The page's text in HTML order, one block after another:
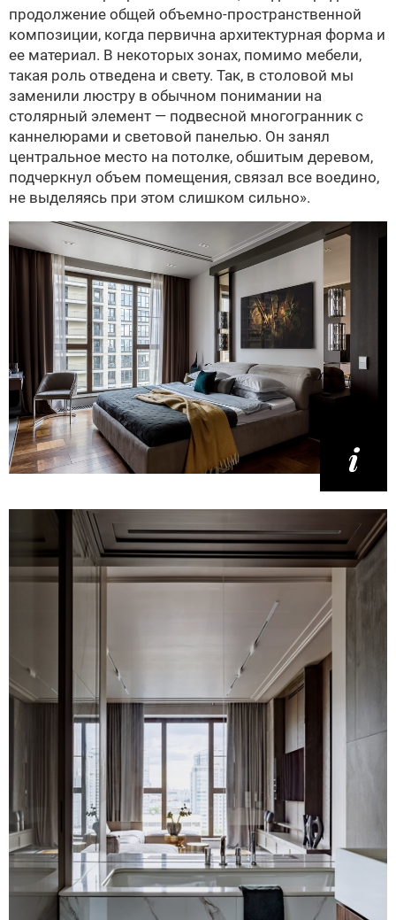
продолжение общей объемно-пространственной
композиции, когда первична архитектурная форма и
ее материал. В некоторых зонах, помимо мебели,
такая роль отведена и свету. Так, в столовой мы
заменили люстру в обычном понимании на
столярный элемент — подвесной многогранник с
каннелюрами и световой панелью. Он занял
центральное место на потолке, обшитым деревом,
подчеркнул объем помещения, связал все воедино,
не выделяясь при этом слишком сильно».